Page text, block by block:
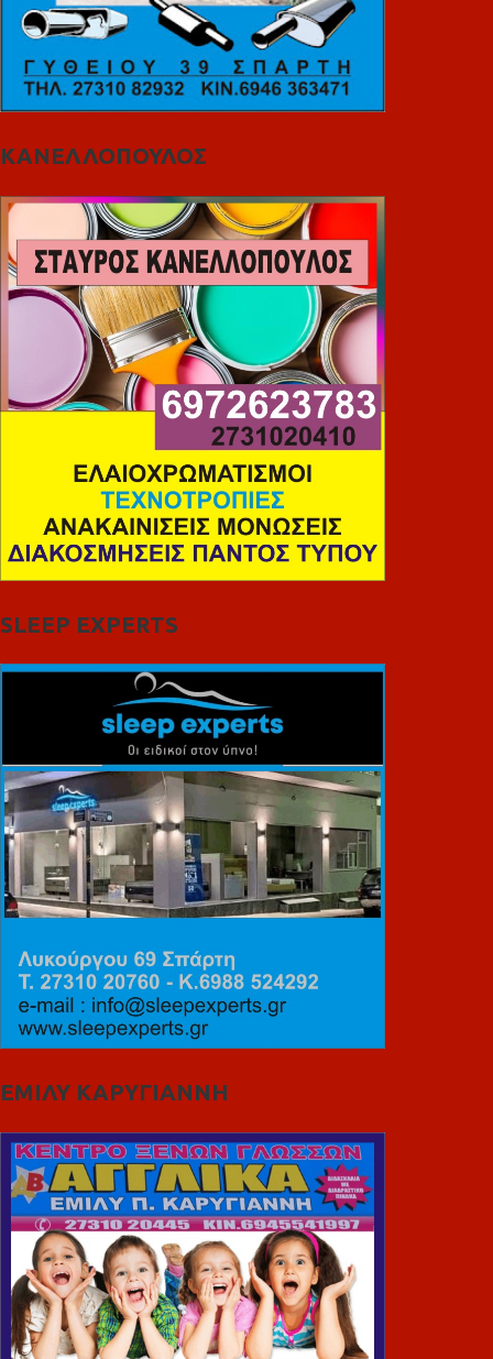
ΚΑΝΕΛΛΟΠΟΥΛΟΣ
SLEEP EXPERTS
ΕΜΙΛΥ ΚΑΡΥΓΙΑΝΝΗ